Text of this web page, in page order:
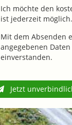
Ich möchte den
ist jederzeit möglich.
Mit dem Absenden
angegebenen
einverstanden.
Jetzt